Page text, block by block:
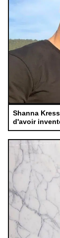
Shanna
d'avoir